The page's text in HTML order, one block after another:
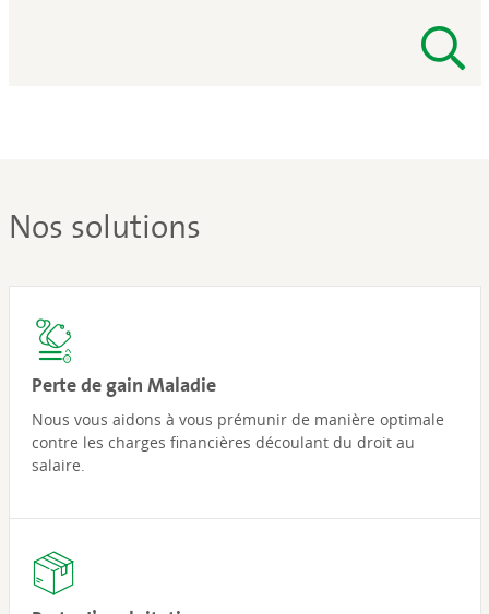
Nos solutions
Perte de gain Maladie
Nous vous aidons à vous prémunir de manière optimale
contre les charges financières découlant du droit au
salaire.